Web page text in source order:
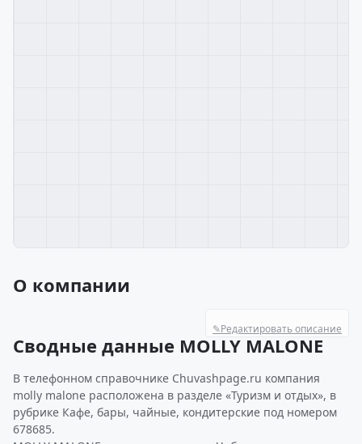
О компании
✎Редактировать описание
Сводные данные MOLLY MALONE
В телефонном справочнике Chuvashpage.ru компания
molly malone расположена в разделе «Туризм и отдых», в
рубрике Кафе, бары, чайные, кондитерские под номером
678685.